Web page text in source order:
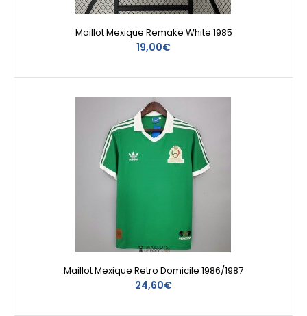
Maillot Mexique Remake White 1985
19,00€
Maillot Mexique Retro Domicile 1986/1987
24,60€